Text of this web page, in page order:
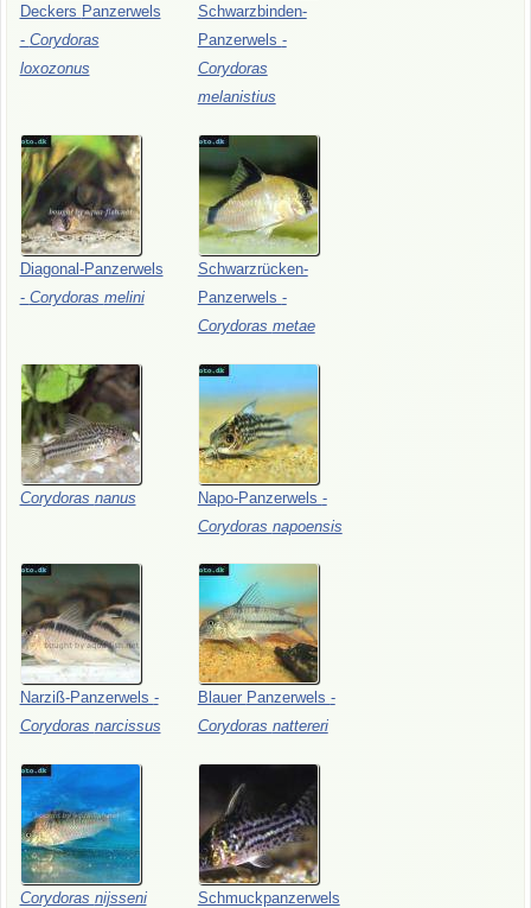
Deckers Panzerwels
- Corydoras
loxozonus
Schwarzbinden-
Panzerwels -
Corydoras
melanistius
Diagonal-Panzerwels
- Corydoras melini
Schwarzrücken-
Panzerwels -
Corydoras metae
Corydoras nanus Napo-Panzerwels -
Corydoras napoensis
Narziß-Panzerwels -
Corydoras narcissus
Blauer Panzerwels -
Corydoras nattereri
Corydoras nijsseni Schmuckpanzerwels